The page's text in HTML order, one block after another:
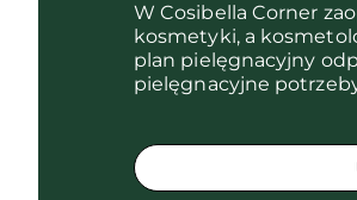
W Cosibella Corner
kosmetyki, a
plan pielęgnacyjny
pielęgnacyjne